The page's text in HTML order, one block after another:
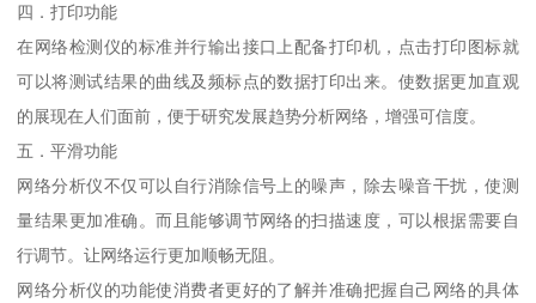
四．打印功能
在网络检测仪的标准并行输出接口上配备打印机，点击打印图标就
可以将测试结果的曲线及频标点的数据打印出来。使数据更加直观
的展现在人们面前，便于研究发展趋势分析网络，增强可信度。
五．平滑功能
网络分析仪不仅可以自行消除信号上的噪声，除去噪音干扰，使测
量结果更加准确。而且能够调节网络的扫描速度，可以根据需要自
行调节。让网络运行更加顺畅无阻。
网络分析仪的功能使消费者更好的了解并准确把握自己网络的具体